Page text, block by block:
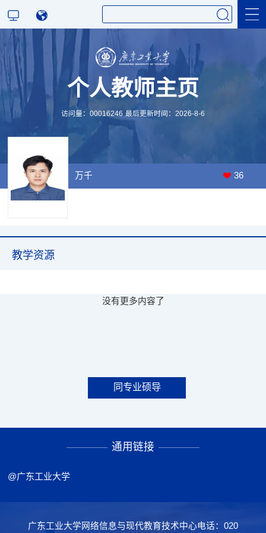
科学研究
教学研究
个人教师主页
访问量： 00016246 最后更新时间： 2026-8-6
万千 36
教学资源
没有更多内容了
同专业硕导
通用链接
@广东工业大学
广东工业大学网络信息与现代教育技术中心电话：020